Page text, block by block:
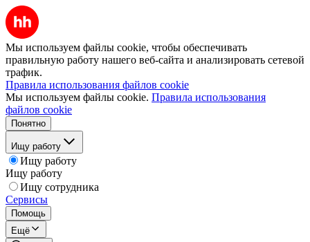
Мы используем файлы cookie, чтобы обеспечивать
правильную работу нашего веб-сайта и анализировать сетевой
трафик.
Правила использования файлов cookie
Мы используем файлы cookie. Правила использования
файлов cookie
Понятно
Ищу работу
Ищу работу
Ищу работу
Ищу сотрудника
Сервисы
Помощь
Ещё